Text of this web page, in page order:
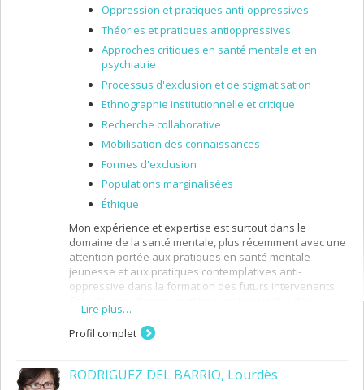
Oppression et pratiques anti-oppressives
Théories et pratiques antioppressives
Approches critiques en santé mentale et en
psychiatrie
Processus d'exclusion et de stigmatisation
Ethnographie institutionnelle et critique
Recherche collaborative
Mobilisation des connaissances
Formes d'exclusion
Populations marginalisées
Éthique
Mon expérience et expertise est surtout dans le
domaine de la santé mentale, plus récemment avec une
attention portée aux pratiques en santé mentale
jeunesse et aux pratiques contemplatives anti-
oppressive dans la formation des futurs intervenants.
connaissances et intérêts autour de : l’intervention en
santé mentale en milieu institutionnel et
communautaire; des processus de marginalisation,
reproduction des rapports de pouvoir.
Lire plus…
Profil complet
RODRIGUEZ DEL BARRIO, Lourdès